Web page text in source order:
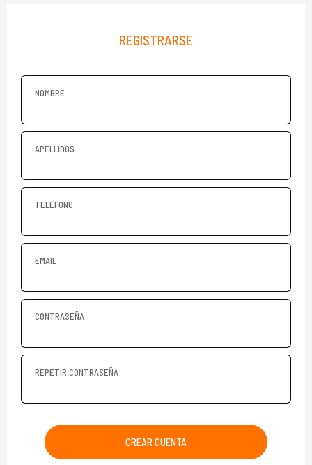
REGISTRARSE
NOMBRE
APELLIDOS
TELÉFONO
EMAIL
CONTRASEÑA
REPETIR CONTRASEÑA
CREAR CUENTA